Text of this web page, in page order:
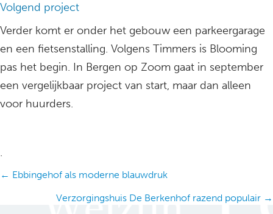
Volgend project
Verder komt er onder het gebouw een parkeergarage
en een fietsenstalling. Volgens Timmers is Blooming
pas het begin. In Bergen op Zoom gaat in september
een vergelijkbaar project van start, maar dan alleen
voor huurders.
.
Posts
navigation
← Ebbingehof als moderne blauwdruk
Verzorgingshuis De Berkenhof razend populair →